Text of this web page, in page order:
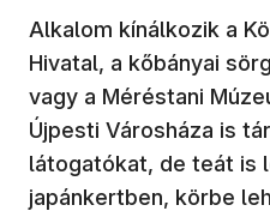
Alkalom kínálkozik a
Hivatal, a kőbányai
vagy a Méréstani
Újpesti Városháza is
látogatókat, de teát is
japánkertben, körbe